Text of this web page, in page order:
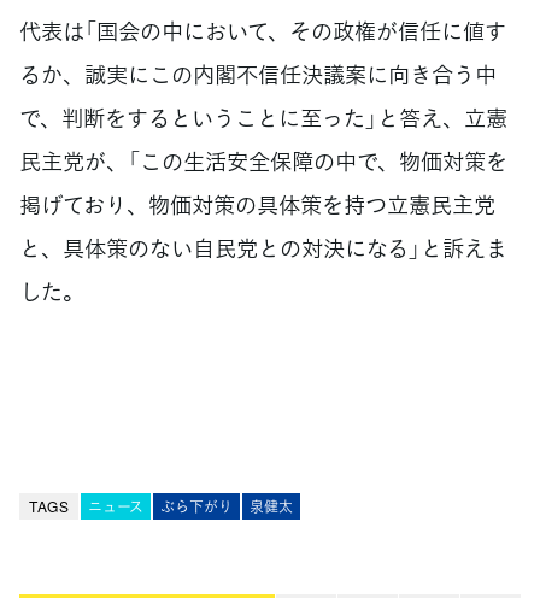
代表は「国会の中において、その政権が信任に値す
るか、誠実にこの内閣不信任決議案に向き合う中
で、判断をするということに至った」と答え、立憲
民主党が、「この生活安全保障の中で、物価対策を
掲げており、物価対策の具体策を持つ立憲民主党
と、具体策のない自民党との対決になる」と訴えま
した。
TAGS ニュース ぶら下がり 泉健太